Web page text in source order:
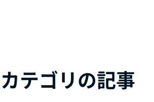
テゴリの記事